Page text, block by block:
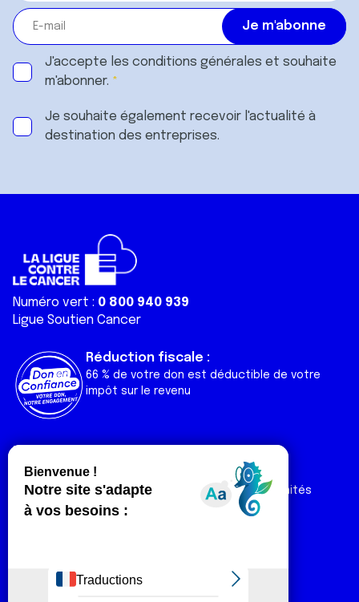
J'accepte les conditions générales et souhaite
m'abonner.
Je souhaite également recevoir l'actualité à
destination des entreprises.
Numéro vert : 0 800 940 939
Ligue Soutien Cancer
Réduction fiscale :
66 % de votre don est déductible de votre
impôt sur le revenu
Liens utiles
Nos actualités
Nos publications
Contact
Espace Ligue & comités
Espace chercheur